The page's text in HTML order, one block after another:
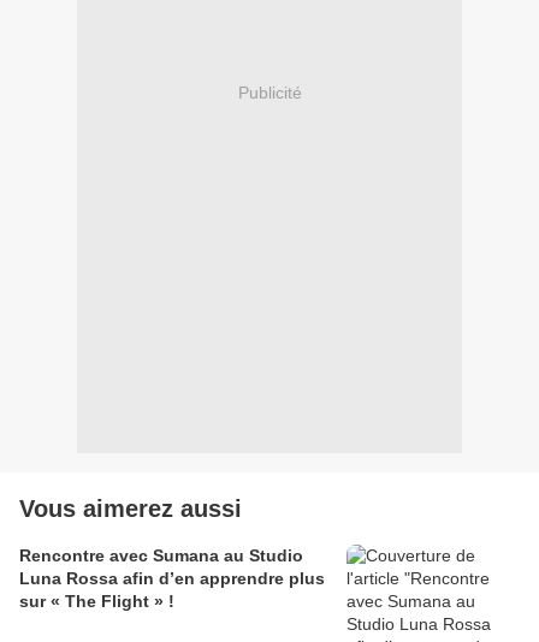
Publicité
Vous aimerez aussi
Rencontre avec Sumana au Studio
Luna Rossa afin d’en apprendre plus
sur « The Flight » !